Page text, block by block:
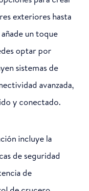
exteriores hasta
un toque
optar por
sistemas de
avanzada,
y conectado.
incluye la
de seguridad
de